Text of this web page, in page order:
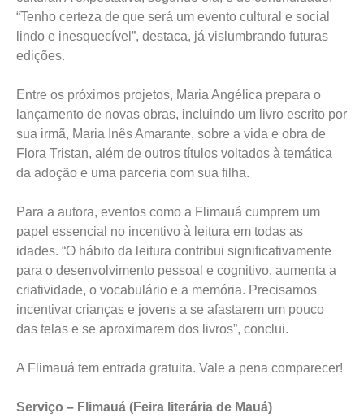
edições.
Entre os próximos projetos, Maria Angélica prepara o
sua irmã, Maria Inês Amarante, sobre a vida e obra de
Flora Tristan, além de outros títulos voltados à temática
da adoção e uma parceria com sua filha.
Para a autora, eventos como a Flimauá cumprem um
idades. “O hábito da leitura contribui significativamente
para o desenvolvimento pessoal e cognitivo, aumenta a
criatividade, o vocabulário e a memória. Precisamos
incentivar crianças e jovens a se afastarem um pouco
das telas e se aproximarem dos livros”, conclui.
A Flimauá tem entrada gratuita. Vale a pena comparecer!
Serviço – Flimauá (Feira literária de Mauá)
Data: Sábado, 25 de abril